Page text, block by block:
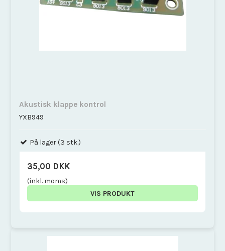
Akustisk klappe kontrol
YXB949
På lager (3 stk.)
35,00 DKK
(inkl. moms)
VIS PRODUKT